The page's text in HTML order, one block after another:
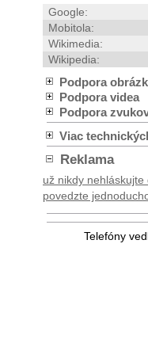
Google:
Mobitola:
Wikimedia:
Wikipedia:
Podpora
Podpora videa
Podpora
Viac
Reklama
už nikdy nehláskujte
povedzte
Telefóny